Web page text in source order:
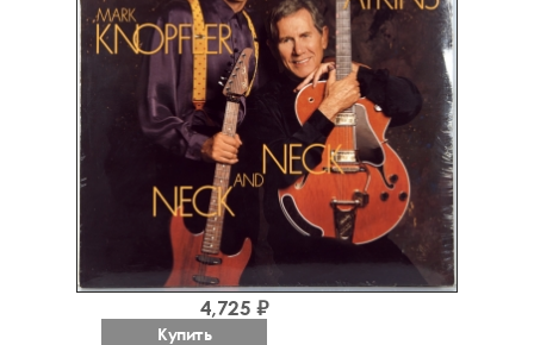
4,725 ₽
Купить